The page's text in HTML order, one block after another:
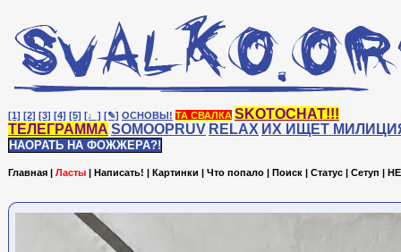
[1] [2] [3] [4] [5] [♩] [✎] ОСНОВЫ! ТА СВАЛКА SKOTOCHAT!!!
ТЕЛЕГРАММА SOMOOPRUV RELAX ИХ ИЩЕТ
НАОРАТЬ НА ФОЖЖЕРА?!
Главная | Ласты | Написать! | Картинки | Что попало | Поиск | Статус | Сетуп |